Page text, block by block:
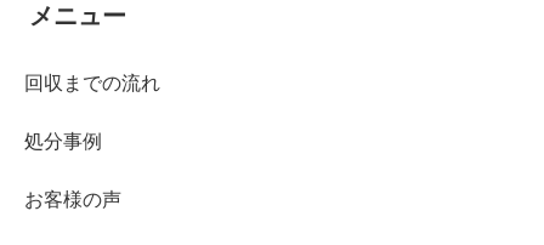
メニュー
回収までの流れ
処分事例
お客様の声